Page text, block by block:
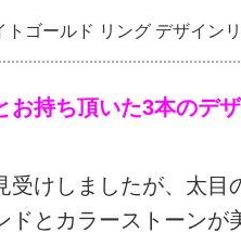
トゴールド リング デザイン
お持ち頂いた3本のデザ
受けしましたが、太
ドとカラーストーンが